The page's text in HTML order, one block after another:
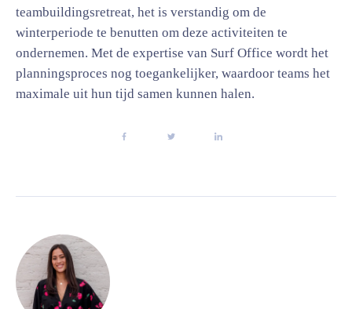
teambuildingsretreat, het is verstandig om de
winterperiode te benutten om deze activiteiten te
ondernemen. Met de expertise van Surf Office wordt het
planningsproces nog toegankelijker, waardoor teams het
maximale uit hun tijd samen kunnen halen.